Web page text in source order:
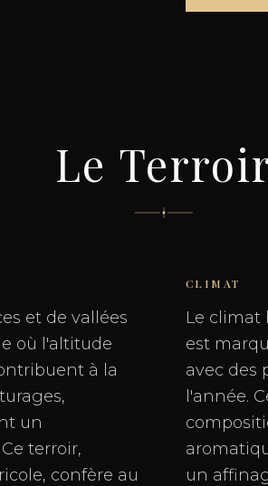
Le
et de vallées
où l'altitude
à la
un
terroir,
confère au
CLIMAT
Le
est
avec des
l'année.
un